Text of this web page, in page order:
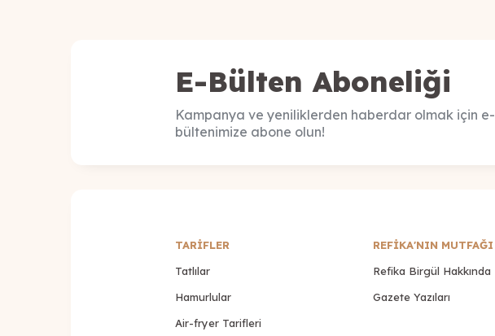
E-Bülten Aboneliği
Kampanya ve yeniliklerden haberdar olmak için e-
bültenimize abone olun!
TARİFLER
Tatlılar
Hamurlular
Air-fryer Tarifleri
REFİKA'NIN MUTFAĞI
Refika Birgül Hakkında
Gazete Yazıları